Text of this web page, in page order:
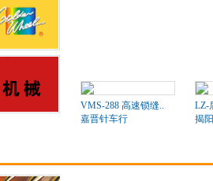
VMS-288 高速锁缝..
嘉晋针车行
LZ-
揭